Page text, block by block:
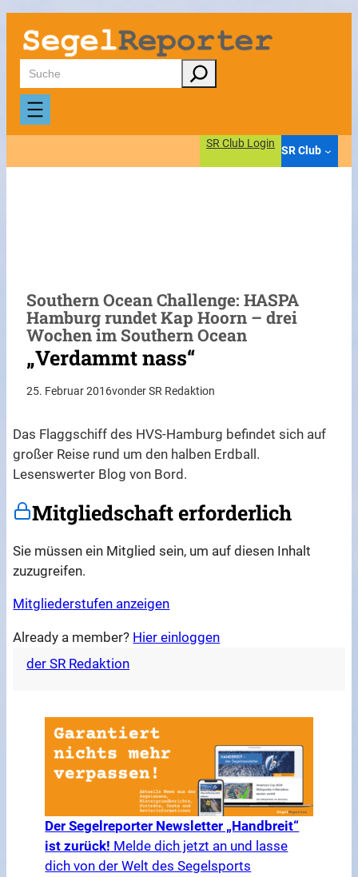
Zum
Inhalt
springen
Suchen
SR Club Login
SR Club
Southern Ocean Challenge: HASPA
Hamburg rundet Kap Hoorn – drei
Wochen im Southern Ocean
„Verdammt nass“
25. Februar 2016vonder SR Redaktion
Das Flaggschiff des HVS-Hamburg befindet sich auf
großer Reise rund um den halben Erdball.
Lesenswerter Blog von Bord.
Mitgliedschaft erforderlich
Sie müssen ein Mitglied sein, um auf diesen Inhalt
zuzugreifen.
Mitgliederstufen anzeigen
Already a member? Hier einloggen
der SR Redaktion
Der Segelreporter Newsletter „Handbreit“
ist zurück! Melde dich jetzt an und lasse
dich von der Welt des Segelsports